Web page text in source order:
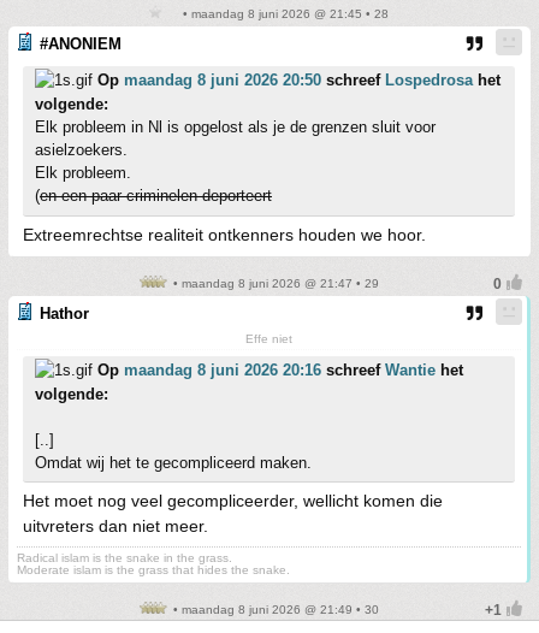
• maandag 8 juni 2026 @ 21:45 • 28
#ANONIEM
Op maandag 8 juni 2026 20:50 schreef Lospedrosa het
volgende:
Elk probleem in Nl is opgelost als je de grenzen sluit voor
asielzoekers.
Elk probleem.
(en een paar criminelen deporteert
Extreemrechtse realiteit ontkenners houden we hoor.
• maandag 8 juni 2026 @ 21:47 • 29
Hathor
Effe niet
Op maandag 8 juni 2026 20:16 schreef Wantie het
volgende:
[..]
Omdat wij het te gecompliceerd maken.
Het moet nog veel gecompliceerder, wellicht komen die
uitvreters dan niet meer.
Radical islam is the snake in the grass.
Moderate islam is the grass that hides the snake.
• maandag 8 juni 2026 @ 21:49 • 30